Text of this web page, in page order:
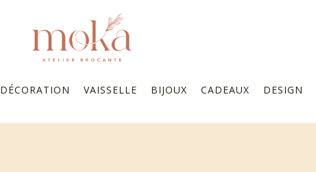
DÉCORATION VAISSELLE BIJOUX CADEAUX DESIGN